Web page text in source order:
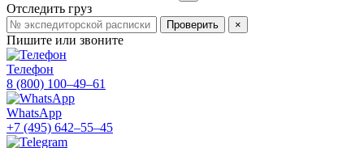
Отследить груз
Проверить ×
Пишите или звоните
Телефон
8 (800) 100–49–61
WhatsApp
+7 (495) 642–55–45